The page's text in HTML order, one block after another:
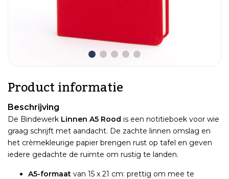
Product informatie
Beschrijving
De Bindewerk Linnen A5 Rood is een notitieboek voor wie
graag schrijft met aandacht. De zachte linnen omslag en
het crèmekleurige papier brengen rust op tafel en geven
iedere gedachte de ruimte om rustig te landen.
A5-formaat van 15 x 21 cm: prettig om mee te